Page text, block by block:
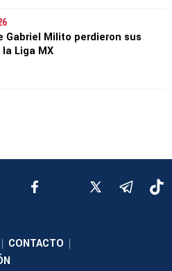
Gabriel Milito perdieron sus
Liga MX
| CONTACTO |